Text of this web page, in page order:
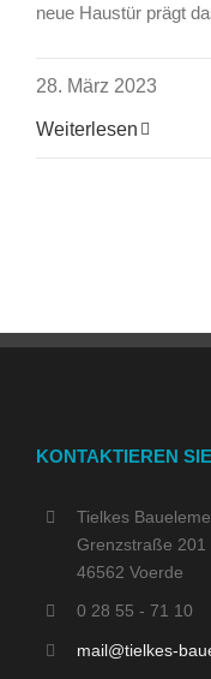
neue Haustür prägt
28. März 2023
Weiterlesen
KONTAKTIEREN
Tielkes
Grenzstraße 201
46562 Voerde
0 28 55 - 71 10
mail@tielkes-